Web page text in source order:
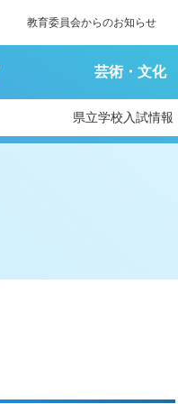
教育委員会からのお知らせ
芸術・文化
県立学校入試情報